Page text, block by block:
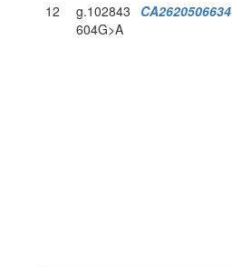
12
g.102843
604G>A
CA2620506634